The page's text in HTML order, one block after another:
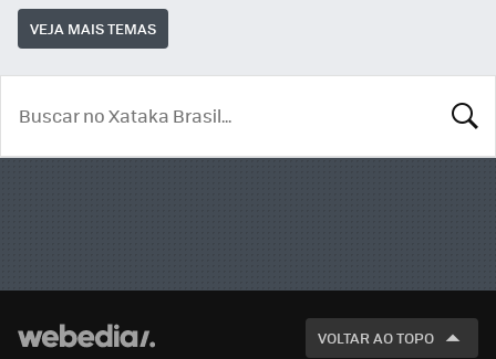
VEJA MAIS TEMAS
VOLTAR AO TOPO